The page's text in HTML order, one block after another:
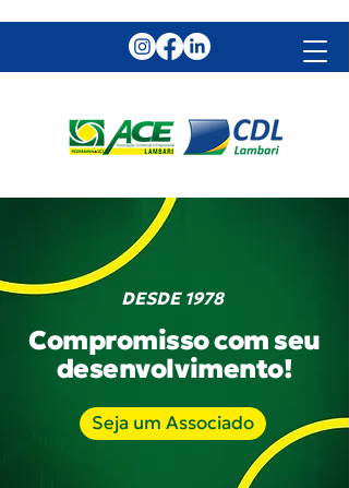
DESDE 1978
Compromisso com seu
desenvolvimento!
Seja um Associado